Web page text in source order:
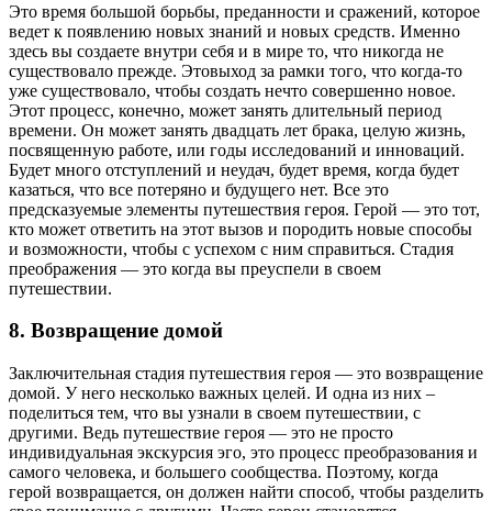
Это время большой борьбы, преданности и сражений, которое
ведет к появлению новых знаний и новых средств. Именно
здесь вы создаете внутри себя и в мире то, что никогда не
существовало прежде. Этовыход за рамки того, что когда-то
уже существовало, чтобы создать нечто совершенно новое.
Этот процесс, конечно, может занять длительный период
времени. Он может занять двадцать лет брака, целую жизнь,
посвященную работе, или годы исследований и инноваций.
Будет много отступлений и неудач, будет время, когда будет
казаться, что все потеряно и будущего нет. Все это
предсказуемые элементы путешествия героя. Герой — это тот,
кто может ответить на этот вызов и породить новые способы
и возможности, чтобы с успехом с ним справиться. Стадия
преображения — это когда вы преуспели в своем
путешествии.
8. Возвращение домой
Заключительная стадия путешествия героя — это возвращение
домой. У него несколько важных целей. И одна из них –
поделиться тем, что вы узнали в своем путешествии, с
другими. Ведь путешествие героя — это не просто
индивидуальная экскурсия эго, это процесс преобразования и
самого человека, и большего сообщества. Поэтому, когда
герой возвращается, он должен найти способ, чтобы разделить